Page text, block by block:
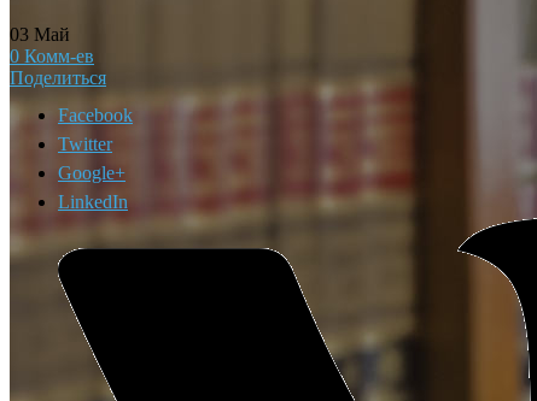
03 Май
0 Комм-ев
Поделиться
Facebook
Twitter
Google+
LinkedIn